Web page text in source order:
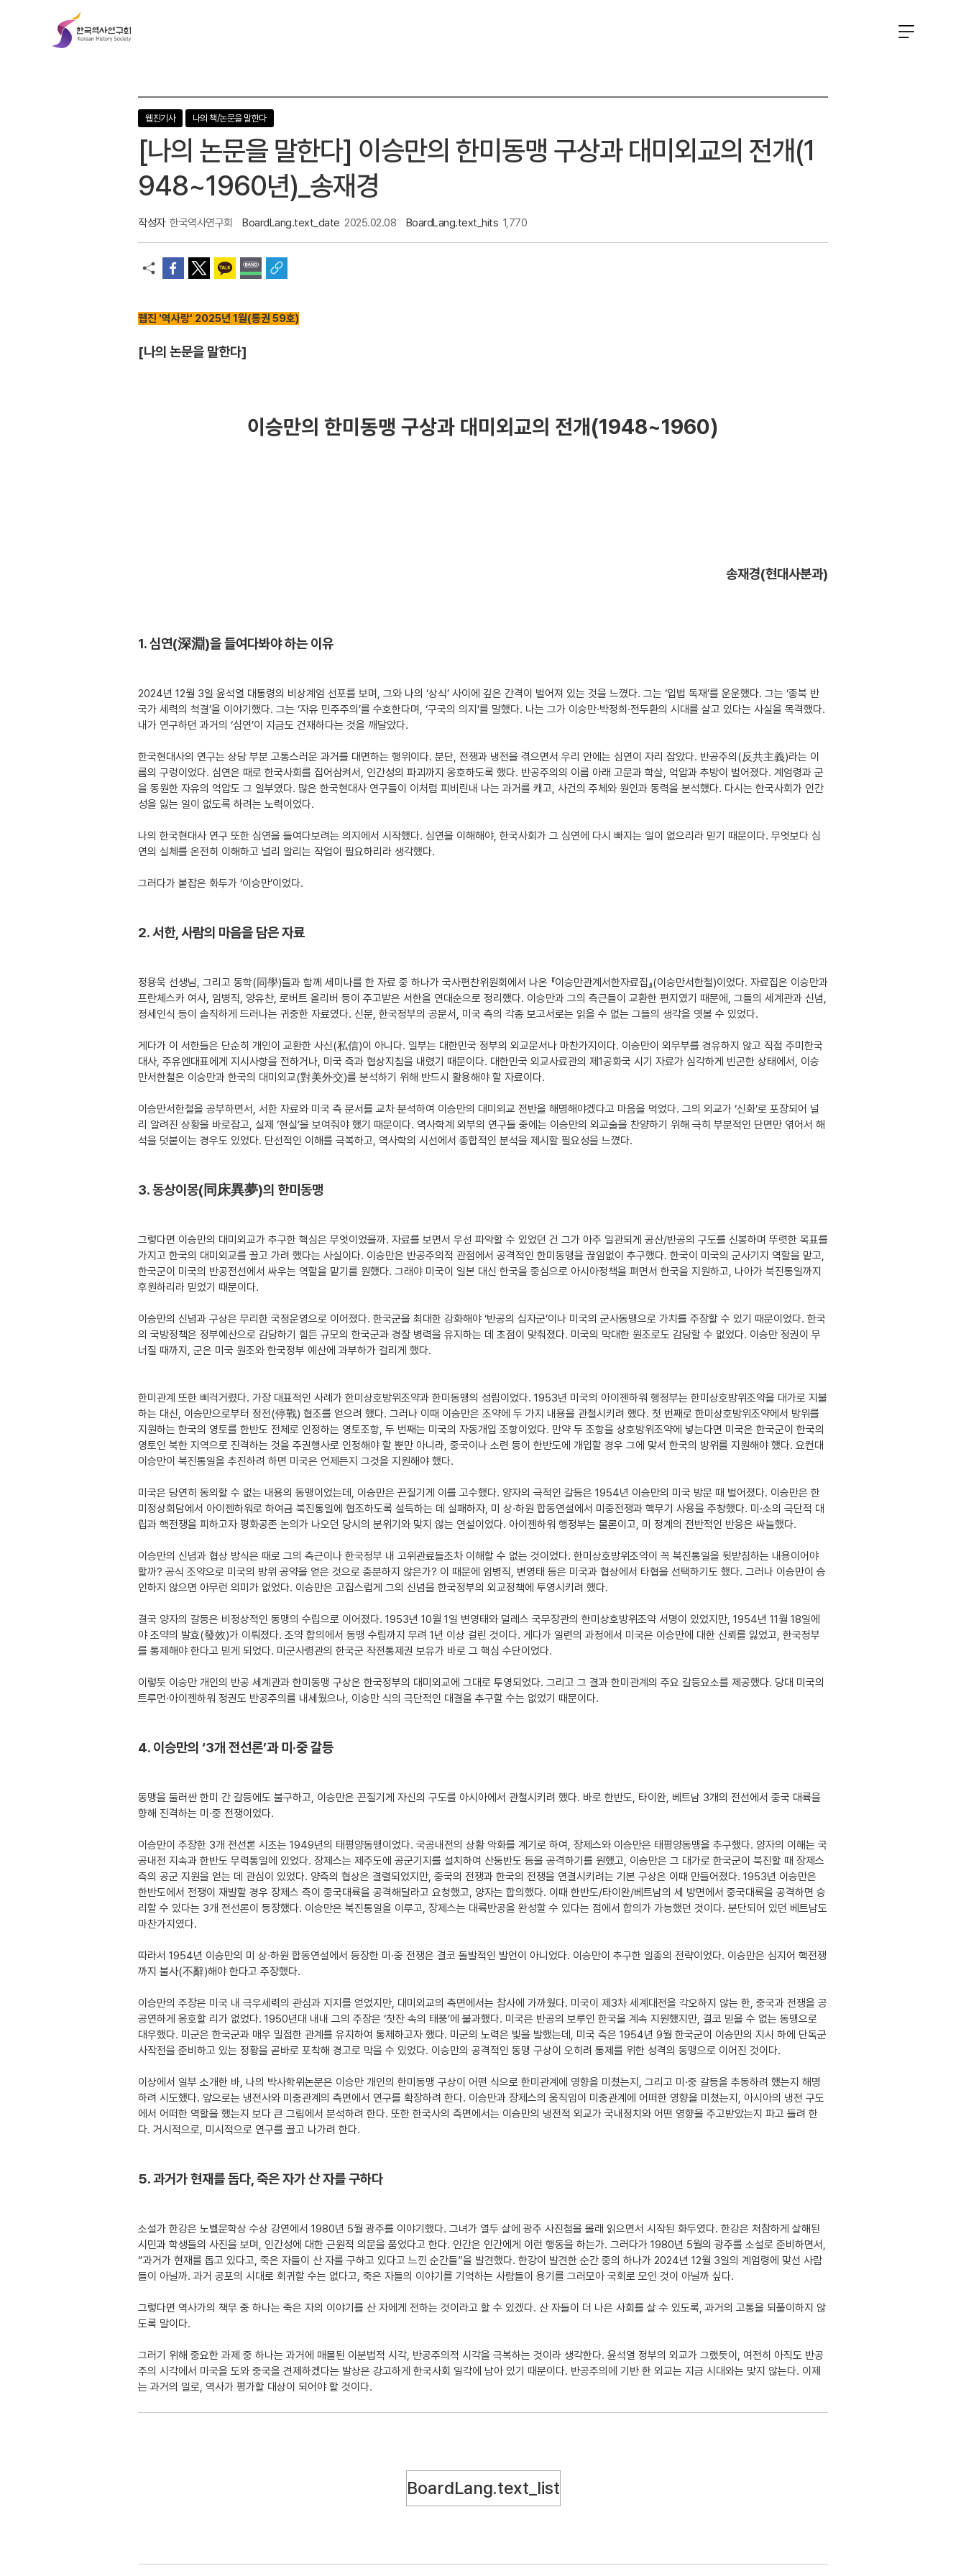
한
국
웹진기사 나의 책/논문을 말한다
[나의 논문을 말한다] 이승만의 한미동맹 구상과 대미외교의 전개(1
948~1960년)_송재경
작성자 한국역사연구회 BoardLang.text_date 2025.02.08 BoardLang.text_hits 1,770
웹진 '역사랑' 2025년 1월(통권 59호)
[나의 논문을 말한다]
이승만의 한미동맹 구상과 대미외교의 전개(1948~1960)
송재경(현대사분과)
1. 심연(深淵)을 들여다봐야 하는 이유
2024년 12월 3일 윤석열 대통령의 비상계엄 선포를 보며, 그와 나의 ‘상식’ 사이에 깊은 간격이 벌어져 있는 것을 느꼈다. 그는 ‘입법 독재’를 운운했다. 그는 ‘종북 반
국가 세력의 척결’을 이야기했다. 그는 ‘자유 민주주의’를 수호한다며, ‘구국의 의지’를 말했다. 나는 그가 이승만·박정희·전두환의 시대를 살고 있다는 사실을 목격했다.
내가 연구하던 과거의 ‘심연’이 지금도 건재하다는 것을 깨달았다.
한국현대사의 연구는 상당 부분 고통스러운 과거를 대면하는 행위이다. 분단, 전쟁과 냉전을 겪으면서 우리 안에는 심연이 자리 잡았다. 반공주의(反共主義)라는 이
름의 구렁이었다. 심연은 때로 한국사회를 집어삼켜서, 인간성의 파괴까지 옹호하도록 했다. 반공주의의 이름 아래 고문과 학살, 억압과 추방이 벌어졌다. 계엄령과 군
을 동원한 자유의 억압도 그 일부였다. 많은 한국현대사 연구들이 이처럼 피비린내 나는 과거를 캐고, 사건의 주체와 원인과 동력을 분석했다. 다시는 한국사회가 인간
성을 잃는 일이 없도록 하려는 노력이었다.
나의 한국현대사 연구 또한 심연을 들여다보려는 의지에서 시작했다. 심연을 이해해야, 한국사회가 그 심연에 다시 빠지는 일이 없으리라 믿기 때문이다. 무엇보다 심
연의 실체를 온전히 이해하고 널리 알리는 작업이 필요하리라 생각했다.
그러다가 붙잡은 화두가 ‘이승만’이었다.
2. 서한, 사람의 마음을 담은 자료
정용욱 선생님, 그리고 동학(同學)들과 함께 세미나를 한 자료 중 하나가 국사편찬위원회에서 나온 『이승만관계서한자료집』(이승만서한철)이었다. 자료집은 이승만과
프란체스카 여사, 임병직, 양유찬, 로버트 올리버 등이 주고받은 서한을 연대순으로 정리했다. 이승만과 그의 측근들이 교환한 편지였기 때문에, 그들의 세계관과 신념,
정세인식 등이 솔직하게 드러나는 귀중한 자료였다. 신문, 한국정부의 공문서, 미국 측의 각종 보고서로는 읽을 수 없는 그들의 생각을 엿볼 수 있었다.
게다가 이 서한들은 단순히 개인이 교환한 사신(私信)이 아니다. 일부는 대한민국 정부의 외교문서나 마찬가지이다. 이승만이 외무부를 경유하지 않고 직접 주미한국
대사, 주유엔대표에게 지시사항을 전하거나, 미국 측과 협상지침을 내렸기 때문이다. 대한민국 외교사료관의 제1공화국 시기 자료가 심각하게 빈곤한 상태에서, 이승
만서한철은 이승만과 한국의 대미외교(對美外交)를 분석하기 위해 반드시 활용해야 할 자료이다.
이승만서한철을 공부하면서, 서한 자료와 미국 측 문서를 교차 분석하여 이승만의 대미외교 전반을 해명해야겠다고 마음을 먹었다. 그의 외교가 ‘신화’로 포장되어 널
리 알려진 상황을 바로잡고, 실제 ‘현실’을 보여줘야 했기 때문이다. 역사학계 외부의 연구들 중에는 이승만의 외교술을 찬양하기 위해 극히 부분적인 단면만 엮어서 해
석을 덧붙이는 경우도 있었다. 단선적인 이해를 극복하고, 역사학의 시선에서 종합적인 분석을 제시할 필요성을 느꼈다.
3. 동상이몽(同床異夢)의 한미동맹
그렇다면 이승만의 대미외교가 추구한 핵심은 무엇이었을까. 자료를 보면서 우선 파악할 수 있었던 건 그가 아주 일관되게 공산/반공의 구도를 신봉하며 뚜렷한 목표를
가지고 한국의 대미외교를 끌고 가려 했다는 사실이다. 이승만은 반공주의적 관점에서 공격적인 한미동맹을 끊임없이 추구했다. 한국이 미국의 군사기지 역할을 맡고,
한국군이 미국의 반공전선에서 싸우는 역할을 맡기를 원했다. 그래야 미국이 일본 대신 한국을 중심으로 아시아정책을 펴면서 한국을 지원하고, 나아가 북진통일까지
후원하리라 믿었기 때문이다.
이승만의 신념과 구상은 무리한 국정운영으로 이어졌다. 한국군을 최대한 강화해야 ‘반공의 십자군’이나 미국의 군사동맹으로 가치를 주장할 수 있기 때문이었다. 한국
의 국방정책은 정부예산으로 감당하기 힘든 규모의 한국군과 경찰 병력을 유지하는 데 초점이 맞춰졌다. 미국의 막대한 원조로도 감당할 수 없었다. 이승만 정권이 무
너질 때까지, 군은 미국 원조와 한국정부 예산에 과부하가 걸리게 했다.
한미관계 또한 삐걱거렸다. 가장 대표적인 사례가 한미상호방위조약과 한미동맹의 성립이었다. 1953년 미국의 아이젠하워 행정부는 한미상호방위조약을 대가로 지불
하는 대신, 이승만으로부터 정전(停戰) 협조를 얻으려 했다. 그러나 이때 이승만은 조약에 두 가지 내용을 관철시키려 했다. 첫 번째로 한미상호방위조약에서 방위를
지원하는 한국의 영토를 한반도 전체로 인정하는 영토조항, 두 번째는 미국의 자동개입 조항이었다. 만약 두 조항을 상호방위조약에 넣는다면 미국은 한국군이 한국의
영토인 북한 지역으로 진격하는 것을 주권행사로 인정해야 할 뿐만 아니라, 중국이나 소련 등이 한반도에 개입할 경우 그에 맞서 한국의 방위를 지원해야 했다. 요컨대
이승만이 북진통일을 추진하려 하면 미국은 언제든지 그것을 지원해야 했다.
미국은 당연히 동의할 수 없는 내용의 동맹이었는데, 이승만은 끈질기게 이를 고수했다. 양자의 극적인 갈등은 1954년 이승만의 미국 방문 때 벌어졌다. 이승만은 한
미정상회담에서 아이젠하워로 하여금 북진통일에 협조하도록 설득하는 데 실패하자, 미 상·하원 합동연설에서 미중전쟁과 핵무기 사용을 주창했다. 미·소의 극단적 대
립과 핵전쟁을 피하고자 평화공존 논의가 나오던 당시의 분위기와 맞지 않는 연설이었다. 아이젠하워 행정부는 물론이고, 미 정계의 전반적인 반응은 싸늘했다.
이승만의 신념과 협상 방식은 때로 그의 측근이나 한국정부 내 고위관료들조차 이해할 수 없는 것이었다. 한미상호방위조약이 꼭 북진통일을 뒷받침하는 내용이어야
할까? 공식 조약으로 미국의 방위 공약을 얻은 것으로 충분하지 않은가? 이 때문에 임병직, 변영태 등은 미국과 협상에서 타협을 선택하기도 했다. 그러나 이승만이 승
인하지 않으면 아무런 의미가 없었다. 이승만은 고집스럽게 그의 신념을 한국정부의 외교정책에 투영시키려 했다.
결국 양자의 갈등은 비정상적인 동맹의 수립으로 이어졌다. 1953년 10월 1일 변영태와 덜레스 국무장관의 한미상호방위조약 서명이 있었지만, 1954년 11월 18일에
야 조약의 발효(發效)가 이뤄졌다. 조약 합의에서 동맹 수립까지 무려 1년 이상 걸린 것이다. 게다가 일련의 과정에서 미국은 이승만에 대한 신뢰를 잃었고, 한국정부
를 통제해야 한다고 믿게 되었다. 미군사령관의 한국군 작전통제권 보유가 바로 그 핵심 수단이었다.
이렇듯 이승만 개인의 반공 세계관과 한미동맹 구상은 한국정부의 대미외교에 그대로 투영되었다. 그리고 그 결과 한미관계의 주요 갈등요소를 제공했다. 당대 미국의
트루먼·아이젠하워 정권도 반공주의를 내세웠으나, 이승만 식의 극단적인 대결을 추구할 수는 없었기 때문이다.
4. 이승만의 ‘3개 전선론’과 미·중 갈등
동맹을 둘러싼 한미 간 갈등에도 불구하고, 이승만은 끈질기게 자신의 구도를 아시아에서 관철시키려 했다. 바로 한반도, 타이완, 베트남 3개의 전선에서 중국 대륙을
향해 진격하는 미·중 전쟁이었다.
이승만이 주장한 3개 전선론 시초는 1949년의 태평양동맹이었다. 국공내전의 상황 악화를 계기로 하여, 장제스와 이승만은 태평양동맹을 추구했다. 양자의 이해는 국
공내전 지속과 한반도 무력통일에 있었다. 장제스는 제주도에 공군기지를 설치하여 산둥반도 등을 공격하기를 원했고, 이승만은 그 대가로 한국군이 북진할 때 장제스
측의 공군 지원을 얻는 데 관심이 있었다. 양측의 협상은 결렬되었지만, 중국의 전쟁과 한국의 전쟁을 연결시키려는 기본 구상은 이때 만들어졌다. 1953년 이승만은
한반도에서 전쟁이 재발할 경우 장제스 측이 중국대륙을 공격해달라고 요청했고, 양자는 합의했다. 이때 한반도/타이완/베트남의 세 방면에서 중국대륙을 공격하면 승
리할 수 있다는 3개 전선론이 등장했다. 이승만은 북진통일을 이루고, 장제스는 대륙반공을 완성할 수 있다는 점에서 합의가 가능했던 것이다. 분단되어 있던 베트남도
마찬가지였다.
따라서 1954년 이승만의 미 상·하원 합동연설에서 등장한 미·중 전쟁은 결코 돌발적인 발언이 아니었다. 이승만이 추구한 일종의 전략이었다. 이승만은 심지어 핵전쟁
까지 불사(不辭)해야 한다고 주장했다.
이승만의 주장은 미국 내 극우세력의 관심과 지지를 얻었지만, 대미외교의 측면에서는 참사에 가까웠다. 미국이 제3차 세계대전을 각오하지 않는 한, 중국과 전쟁을 공
공연하게 옹호할 리가 없었다. 1950년대 내내 그의 주장은 ‘찻잔 속의 태풍’에 불과했다. 미국은 반공의 보루인 한국을 계속 지원했지만, 결코 믿을 수 없는 동맹으로
대우했다. 미군은 한국군과 매우 밀접한 관계를 유지하여 통제하고자 했다. 미군의 노력은 빛을 발했는데, 미국 측은 1954년 9월 한국군이 이승만의 지시 하에 단독군
사작전을 준비하고 있는 정황을 곧바로 포착해 경고로 막을 수 있었다. 이승만의 공격적인 동맹 구상이 오히려 통제를 위한 성격의 동맹으로 이어진 것이다.
이상에서 일부 소개한 바, 나의 박사학위논문은 이승만 개인의 한미동맹 구상이 어떤 식으로 한미관계에 영향을 미쳤는지, 그리고 미·중 갈등을 추동하려 했는지 해명
하려 시도했다. 앞으로는 냉전사와 미중관계의 측면에서 연구를 확장하려 한다. 이승만과 장제스의 움직임이 미중관계에 어떠한 영향을 미쳤는지, 아시아의 냉전 구도
에서 어떠한 역할을 했는지 보다 큰 그림에서 분석하려 한다. 또한 한국사의 측면에서는 이승만의 냉전적 외교가 국내정치와 어떤 영향을 주고받았는지 파고 들려 한
다. 거시적으로, 미시적으로 연구를 끌고 나가려 한다.
5. 과거가 현재를 돕다, 죽은 자가 산 자를 구하다
소설가 한강은 노벨문학상 수상 강연에서 1980년 5월 광주를 이야기했다. 그녀가 열두 살에 광주 사진첩을 몰래 읽으면서 시작된 화두였다. 한강은 처참하게 살해된
시민과 학생들의 사진을 보며, 인간성에 대한 근원적 의문을 품었다고 한다. 인간은 인간에게 이런 행동을 하는가. 그러다가 1980년 5월의 광주를 소설로 준비하면서,
“과거가 현재를 돕고 있다고, 죽은 자들이 산 자를 구하고 있다고 느낀 순간들”을 발견했다. 한강이 발견한 순간 중의 하나가 2024년 12월 3일의 계엄령에 맞선 사람
들이 아닐까. 과거 공포의 시대로 회귀할 수는 없다고, 죽은 자들의 이야기를 기억하는 사람들이 용기를 그러모아 국회로 모인 것이 아닐까 싶다.
그렇다면 역사가의 책무 중 하나는 죽은 자의 이야기를 산 자에게 전하는 것이라고 할 수 있겠다. 산 자들이 더 나은 사회를 살 수 있도록, 과거의 고통을 되풀이하지 않
도록 말이다.
그러기 위해 중요한 과제 중 하나는 과거에 매몰된 이분법적 시각, 반공주의적 시각을 극복하는 것이라 생각한다. 윤석열 정부의 외교가 그랬듯이, 여전히 아직도 반공
주의 시각에서 미국을 도와 중국을 견제하겠다는 발상은 강고하게 한국사회 일각에 남아 있기 때문이다. 반공주의에 기반 한 외교는 지금 시대와는 맞지 않는다. 이제
는 과거의 일로, 역사가 평가할 대상이 되어야 할 것이다.
BoardLang.text_list